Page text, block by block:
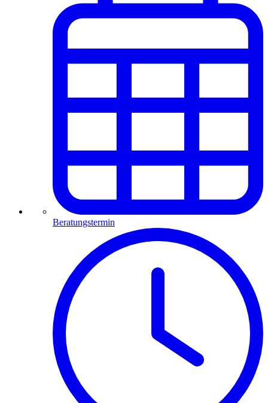
Beratungstermin